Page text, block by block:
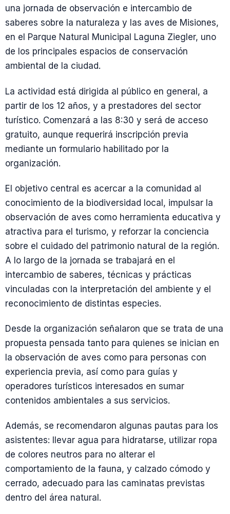
una jornada de observación e intercambio de
saberes sobre la naturaleza y las aves de Misiones,
en el Parque Natural Municipal Laguna Ziegler, uno
de los principales espacios de conservación
ambiental de la ciudad.
La actividad está dirigida al público en general, a
partir de los 12 años, y a prestadores del sector
turístico. Comenzará a las 8:30 y será de acceso
gratuito, aunque requerirá inscripción previa
mediante un formulario habilitado por la
organización.
El objetivo central es acercar a la comunidad al
conocimiento de la biodiversidad local, impulsar la
observación de aves como herramienta educativa y
atractiva para el turismo, y reforzar la conciencia
sobre el cuidado del patrimonio natural de la región.
A lo largo de la jornada se trabajará en el
intercambio de saberes, técnicas y prácticas
vinculadas con la interpretación del ambiente y el
reconocimiento de distintas especies.
Desde la organización señalaron que se trata de una
propuesta pensada tanto para quienes se inician en
la observación de aves como para personas con
experiencia previa, así como para guías y
operadores turísticos interesados en sumar
contenidos ambientales a sus servicios.
Además, se recomendaron algunas pautas para los
asistentes: llevar agua para hidratarse, utilizar ropa
de colores neutros para no alterar el
comportamiento de la fauna, y calzado cómodo y
cerrado, adecuado para las caminatas previstas
dentro del área natural.